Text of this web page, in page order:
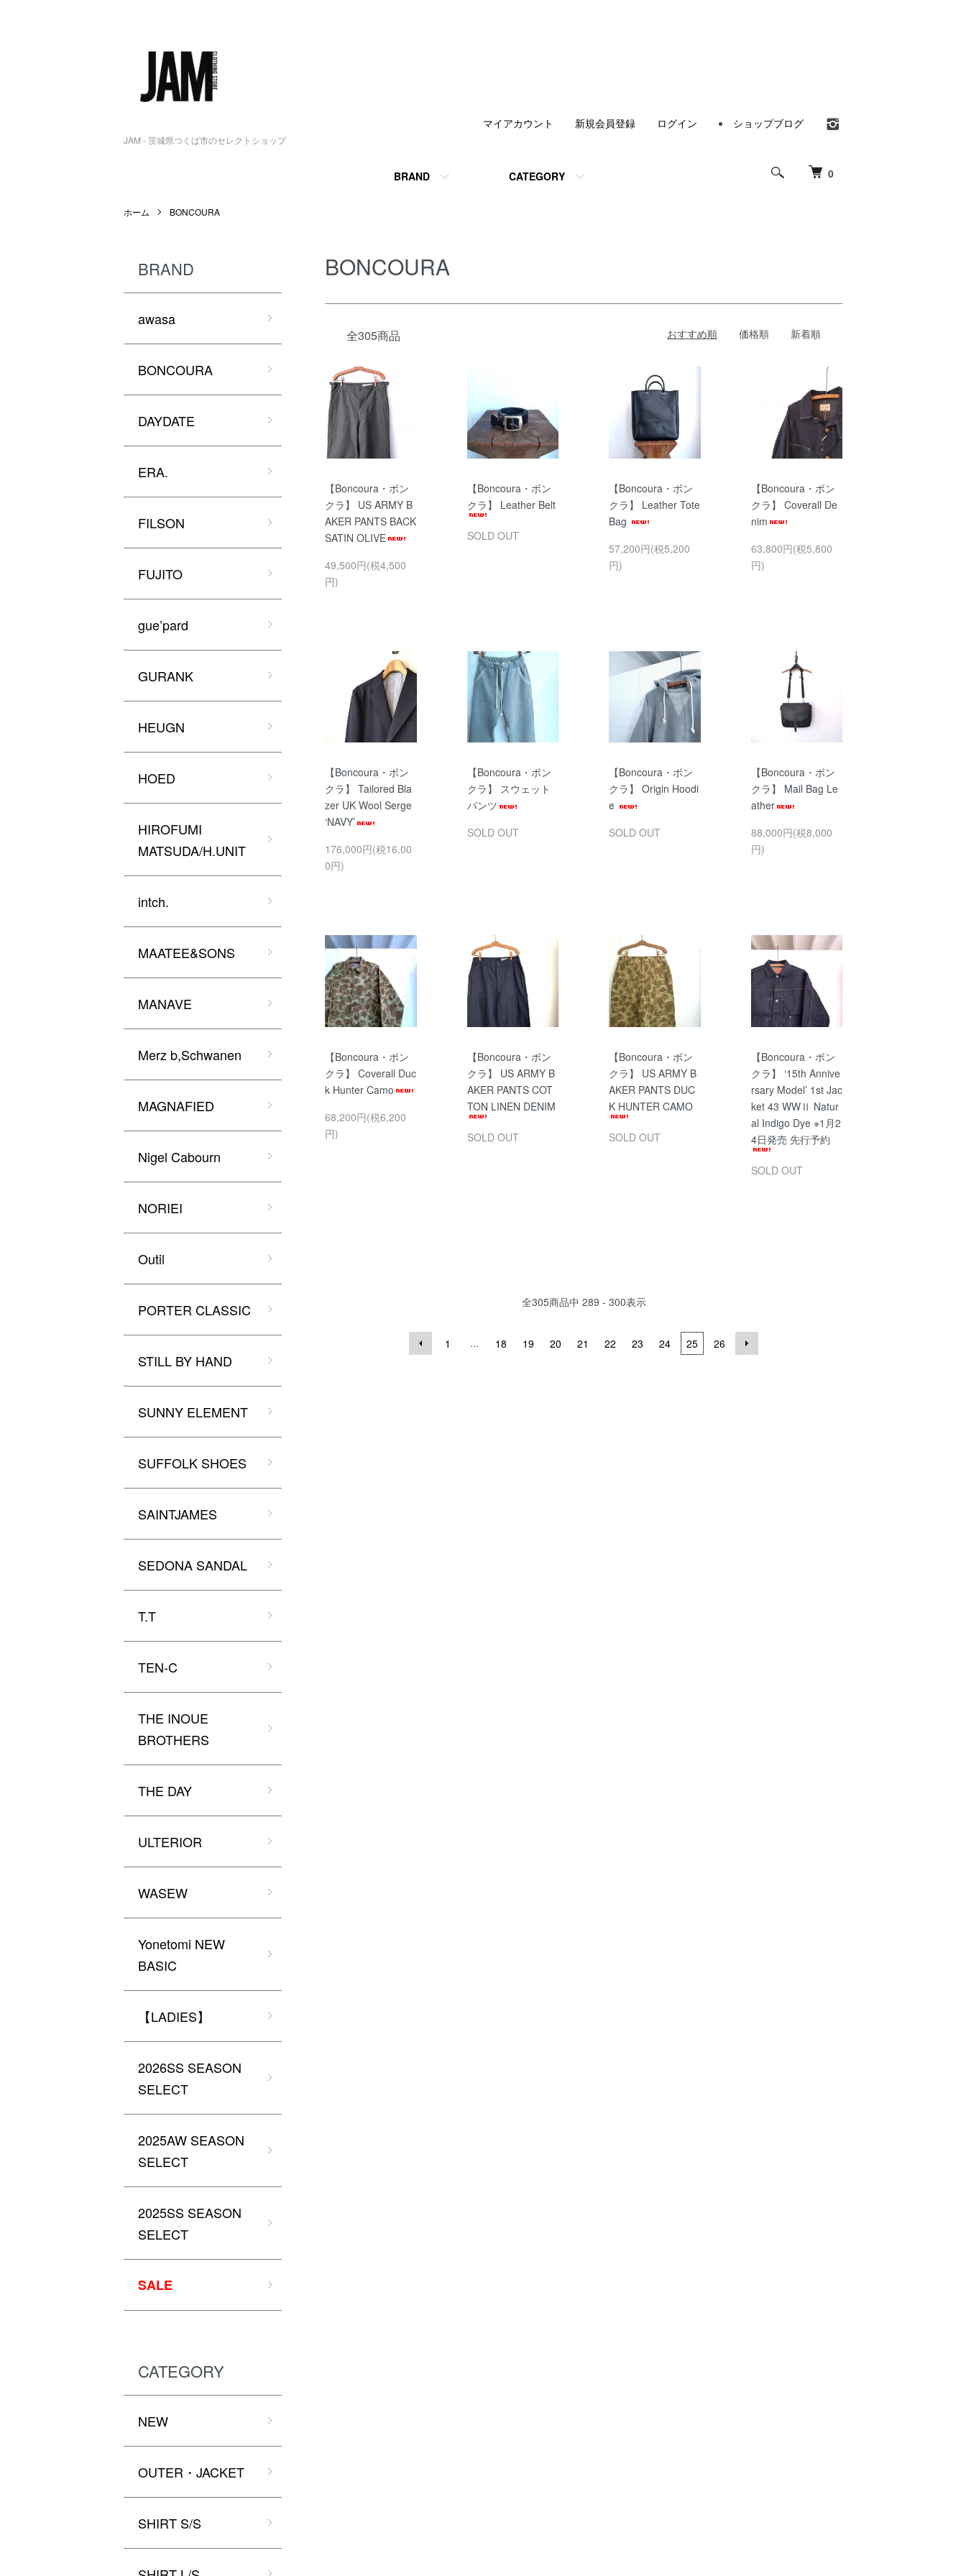
JAM - 茨城県つくば市のセレクトショップ
0
BRAND CATEGORY
マイアカウント 新規会員登録 ログイン ショップブログ
ホーム BONCOURA
BONCOURA
全305商品 おすすめ順 価格順 新着順
【Boncoura・ボン
クラ】 US ARMY B
AKER PANTS BACK
SATIN OLIVE
49,500円(税4,500
円)
【Boncoura・ボン
クラ】 Leather Belt
SOLD OUT
【Boncoura・ボン
クラ】 Leather Tote
Bag
57,200円(税5,200
円)
【Boncoura・ボン
クラ】 Coverall De
nim
63,800円(税5,800
円)
【Boncoura・ボン
クラ】 Tailored Bla
zer UK Wool Serge
‘NAVY’
176,000円(税16,00
0円)
【Boncoura・ボン
クラ】 スウェット
パンツ
SOLD OUT
【Boncoura・ボン
クラ】 Origin Hoodi
e
SOLD OUT
【Boncoura・ボン
クラ】 Mail Bag Le
ather
88,000円(税8,000
円)
【Boncoura・ボン
クラ】 Coverall Duc
k Hunter Camo
68,200円(税6,200
円)
【Boncoura・ボン
クラ】 US ARMY B
AKER PANTS COT
TON LINEN DENIM
SOLD OUT
【Boncoura・ボン
クラ】 US ARMY B
AKER PANTS DUC
K HUNTER CAMO
SOLD OUT
【Boncoura・ボン
クラ】 ‘15th Annive
rsary Model’ 1st Jac
ket 43 WWⅡ Natur
al Indigo Dye ※1月2
4日発売 先行予約
SOLD OUT
全305商品中 289 - 300表示
1 ... 18 19 20 21 22 23 24 25 26
BRAND
awasa
BONCOURA
DAYDATE
ERA.
FILSON
FUJITO
gue’pard
GURANK
HEUGN
HOED
HIROFUMI
MATSUDA/H.UNIT
intch.
MAATEE&SONS
MANAVE
Merz b,Schwanen
MAGNAFIED
Nigel Cabourn
NORIEI
Outil
PORTER CLASSIC
STILL BY HAND
SUNNY ELEMENT
SUFFOLK SHOES
SAINTJAMES
SEDONA SANDAL
T.T
TEN-C
THE INOUE
BROTHERS
THE DAY
ULTERIOR
WASEW
Yonetomi NEW
BASIC
【LADIES】
2026SS SEASON
SELECT
2025AW SEASON
SELECT
2025SS SEASON
SELECT
SALE
CATEGORY
NEW
OUTER・JACKET
SHIRT S/S